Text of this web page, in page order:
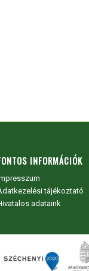
INFORMÁCIÓK
tájékoztató
adataink